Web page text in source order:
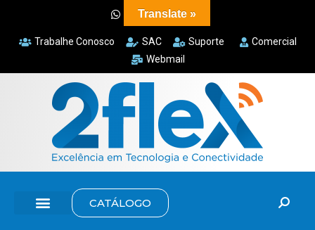
Trabalhe Conosco SAC Suporte
Comercial
Webmail
CATÁLOGO
Translate »